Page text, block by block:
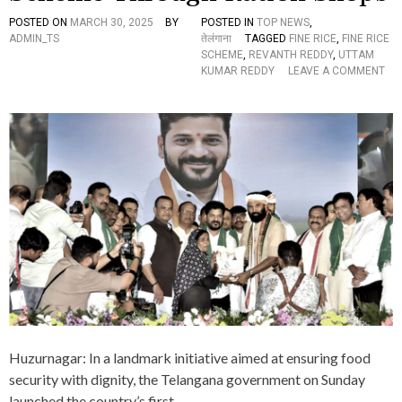
POSTED ON MARCH 30, 2025
BY
ADMIN_TS
POSTED IN TOP NEWS
तेलंगाना
TAGGED FINE RICE FINE RICE
SCHEME REVANTH REDDY, UTTAM
KUMAR REDDY
LEAVE A COMMENT
C
M
R
E
V
A
N
T
H
R
E
D
Y
A
U
Huzurnagar: In a landmark initiative aimed at ensuring food
security with dignity, the Telangana government on Sunday